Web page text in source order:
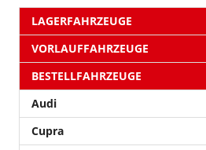
LAGERFAHRZEUGE
VORLAUFFAHRZEUGE
BESTELLFAHRZEUGE
Audi
Cupra